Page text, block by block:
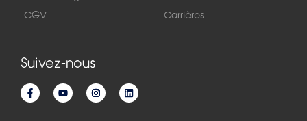
CGV
Carrières
Suivez-nous